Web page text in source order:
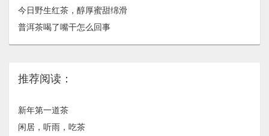
今日野生红茶，醇厚蜜甜绵滑
普洱茶喝了嘴干怎么回事
推荐阅读：
新年第一道茶
闲居，听雨，吃茶